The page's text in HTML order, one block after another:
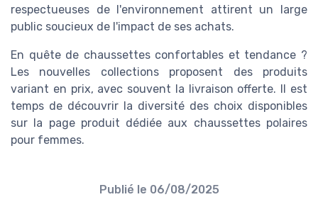
respectueuses de l'environnement attirent un large
public soucieux de l'impact de ses achats.
En quête de chaussettes confortables et tendance ?
Les nouvelles collections proposent des produits
variant en prix, avec souvent la livraison offerte. Il est
temps de découvrir la diversité des choix disponibles
sur la page produit dédiée aux chaussettes polaires
pour femmes.
Publié le 06/08/2025